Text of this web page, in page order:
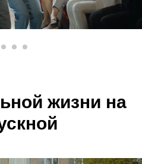
жизни на